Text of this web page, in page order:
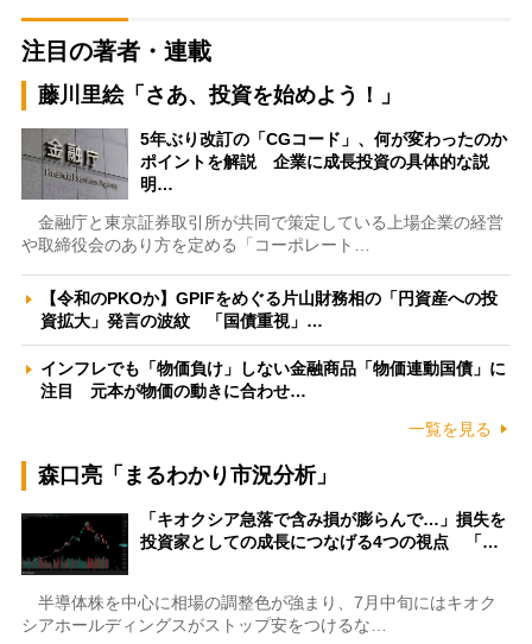
注目の著者・連載
藤川里絵「さあ、投資を始めよう！」
5年ぶり改訂の「CGコード」、何が変わったのか
ポイントを解説 企業に成長投資の具体的な説
明…
金融庁と東京証券取引所が共同で策定している上場企業の経営
や取締役会のあり方を定める「コーポレート…
【令和のPKOか】GPIFをめぐる片山財務相の「円資産への投
資拡大」発言の波紋 「国債重視」…
インフレでも「物価負け」しない金融商品「物価連動国債」に
注目 元本が物価の動きに合わせ…
一覧を見る
森口亮「まるわかり市況分析」
「キオクシア急落で含み損が膨らんで…」損失を
投資家としての成長につなげる4つの視点 「…
半導体株を中心に相場の調整色が強まり、7月中旬にはキオク
シアホールディングスがストップ安をつけるな…